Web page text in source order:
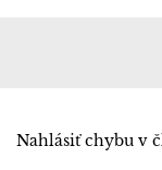
Nahlásiť chybu v